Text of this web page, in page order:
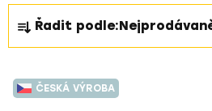
Ř
a
z
e
n
Řadit podle:
V
ý
ČESKÁ VÝROBA